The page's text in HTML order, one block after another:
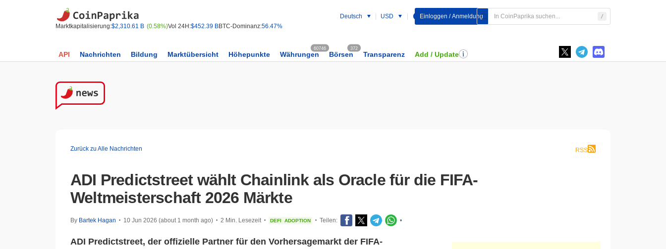
Marktkapitalisierung:$2,310.61 B (0.58%)Vol 24H:$452.39 BBTC-Dominanz:56.47%
Deutsch USD Einloggen / Anmeldung
API Nachrichten Bildung Marktübersicht Höhepunkte Währungen
60746
Börsen
372
Transparenz Add / Update
Zurück zu Alle Nachrichten RSS
ADI Predictstreet wählt Chainlink als Oracle für die FIFA-
Weltmeisterschaft 2026 Märkte
By Bartek Hagan • 10 Jun 2026 (about 1 month ago) • 2 Min. Lesezeit • DEFI ADOPTION • Teilen: •
ADI Predictstreet, der offizielle Partner für den Vorhersagemarkt der FIFA-